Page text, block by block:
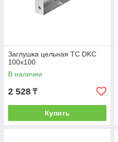
Заглушка цельная ТС DKC
100х100
В наличии
2 528 ₸
Купить